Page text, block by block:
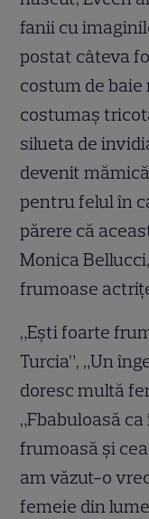
fanii cu
postat câteva
costum de baie
costumaș
silueta de
devenit
pentru felul în
părere că
Monica
frumoase
„Ești foarte
Turcia”, „Un
doresc multă
„Fbabuloasă
frumoasă și
am văzut-o
femeie din